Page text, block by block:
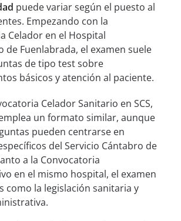
puede variar según el puesto al
Empezando con la
Celador en el Hospital
de Fuenlabrada, el examen suele
de tipo test sobre
básicos y atención al paciente.
Celador Sanitario en SCS,
un formato similar, aunque
pueden centrarse en
del Servicio Cántabro de
a la Convocatoria
en el mismo hospital, el examen
como la legislación sanitaria y